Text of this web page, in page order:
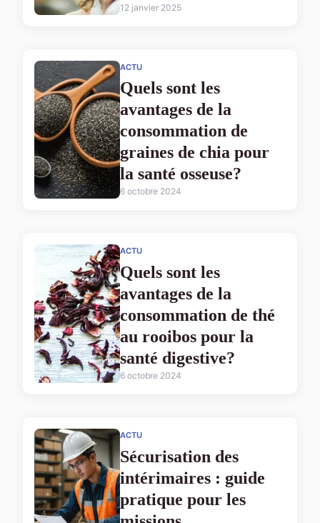
12 janvier 2025
ACTU
Quels sont les
avantages de la
consommation de
graines de chia pour
la santé osseuse?
6 octobre 2024
ACTU
Quels sont les
avantages de la
consommation de thé
au rooibos pour la
santé digestive?
6 octobre 2024
ACTU
Sécurisation des
intérimaires : guide
pratique pour les